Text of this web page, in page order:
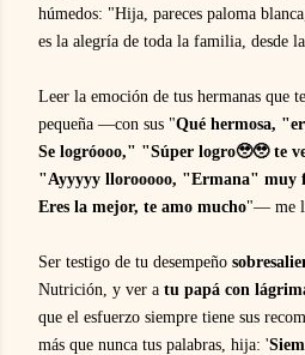
húmedos: "Hija, pareces paloma
es la alegría de toda la familia, desde
Leer la emoción de tus hermanas que
pequeña —con sus "Qué hermosa,
Se logróooo," "Súper logro🥹🥹 te
"Ayyyyy llorooooo, "Ermana" muy
Eres la mejor, te amo mucho"— me
Ser testigo de tu desempeño
Nutrición, y ver a tu papá con
que el esfuerzo siempre tiene sus
más que nunca tus palabras, hija: '